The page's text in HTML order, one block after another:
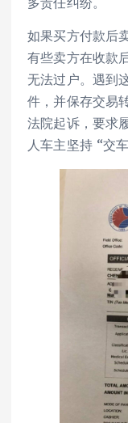
如果买方付款后
有些卖方在收款
无法过户。遇到
件，并保存交易
法院起诉，要求
人车主坚持 “交